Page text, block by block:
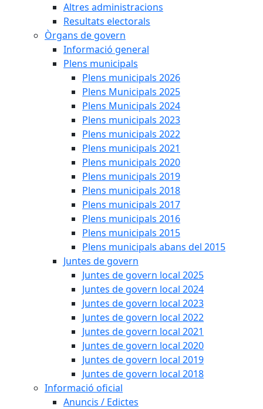
Altres administracions
Resultats electorals
Òrgans de govern
Informació general
Plens municipals
Plens municipals 2026
Plens Municipals 2025
Plens Municipals 2024
Plens municipals 2023
Plens municipals 2022
Plens municipals 2021
Plens municipals 2020
Plens municipals 2019
Plens municipals 2018
Plens municipals 2017
Plens municipals 2016
Plens municipals 2015
Plens municipals abans del 2015
Juntes de govern
Juntes de govern local 2025
Juntes de govern local 2024
Juntes de govern local 2023
Juntes de govern local 2022
Juntes de govern local 2021
Juntes de govern local 2020
Juntes de govern local 2019
Juntes de govern local 2018
Informació oficial
Anuncis / Edictes